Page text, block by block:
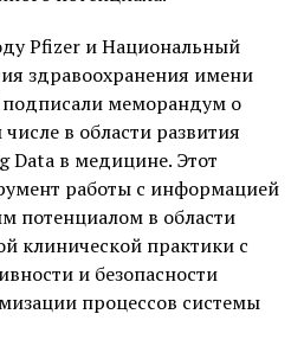
Pfizer и Национальный
здравоохранения имени
меморандум о
в области развития
Data в медицине. Этот
работы с информацией
потенциалом в области
клинической практики с
и безопасности
процессов системы